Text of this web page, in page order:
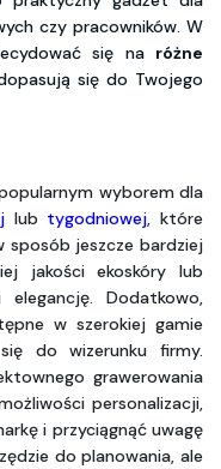
czy pracowników. W
się na różne
się do Twojego
wyborem dla
lub tygodniowej, które
sposób jeszcze bardziej
jakości ekoskóry lub
w szerokiej gamie
do wizerunku firmy.
grawerowania
personalizacji,
i przyciągnąć uwagę
do planowania, ale